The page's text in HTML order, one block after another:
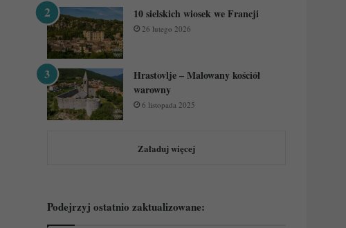
10 sielskich wiosek we Francji
26 lutego 2026
Hrastovlje – Malowany kościół
warowny
6 listopada 2025
Załaduj więcej
Podejrzyj ostatnio zaktualizowane: